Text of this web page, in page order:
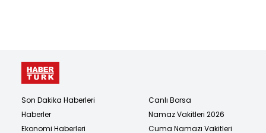
Son Dakika Haberleri
Haberler
Ekonomi Haberleri
Canlı Borsa
Namaz Vakitleri 2026
Cuma Namazı Vakitleri